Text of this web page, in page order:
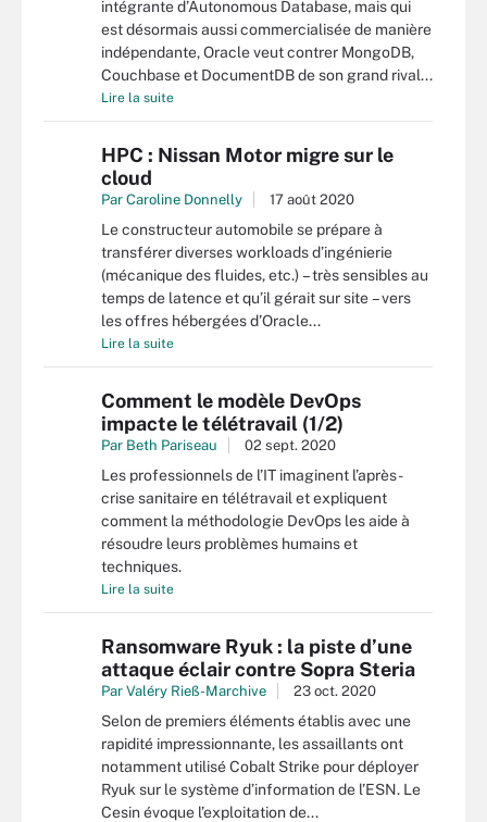
intégrante d’Autonomous Database, mais qui
est désormais aussi commercialisée de manière
indépendante, Oracle veut contrer MongoDB,
Couchbase et DocumentDB de son grand rival...
Lire la suite
HPC : Nissan Motor migre sur le
cloud
Par Caroline Donnelly 17 août 2020
Le constructeur automobile se prépare à
transférer diverses workloads d’ingénierie
(mécanique des fluides, etc.) – très sensibles au
temps de latence et qu’il gérait sur site – vers
les offres hébergées d’Oracle...
Lire la suite
Comment le modèle DevOps
impacte le télétravail (1/2)
Par Beth Pariseau 02 sept. 2020
Les professionnels de l’IT imaginent l’après-
crise sanitaire en télétravail et expliquent
comment la méthodologie DevOps les aide à
résoudre leurs problèmes humains et
techniques.
Lire la suite
Ransomware Ryuk : la piste d’une
attaque éclair contre Sopra Steria
Par Valéry Rieß-Marchive 23 oct. 2020
Selon de premiers éléments établis avec une
rapidité impressionnante, les assaillants ont
notamment utilisé Cobalt Strike pour déployer
Ryuk sur le système d’information de l’ESN. Le
Cesin évoque l’exploitation de...